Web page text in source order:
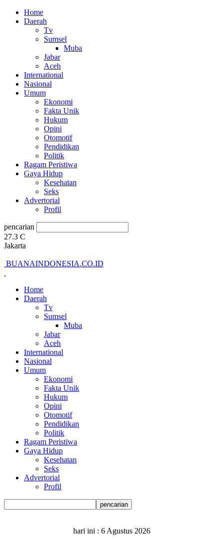
Home
Daerah
Tv
Sumsel
Muba
Jabar
Aceh
International
Nasional
Umum
Ekonomi
Fakta Unik
Hukum
Opini
Otomotif
Pendidikan
Politik
Ragam Peristiwa
Gaya Hidup
Kesehatan
Seks
Advertorial
Profil
pencarian
27.3 C
Jakarta
BUANAINDONESIA.CO.ID
Home
Daerah
Tv
Sumsel
Muba
Jabar
Aceh
International
Nasional
Umum
Ekonomi
Fakta Unik
Hukum
Opini
Otomotif
Pendidikan
Politik
Ragam Peristiwa
Gaya Hidup
Kesehatan
Seks
Advertorial
Profil
hari ini : 6 Agustus 2026